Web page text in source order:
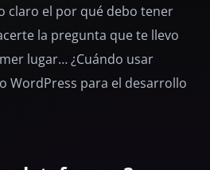
claro el por qué debo tener
la pregunta que te llevo
lugar… ¿Cuándo usar
WordPress para el desarrollo